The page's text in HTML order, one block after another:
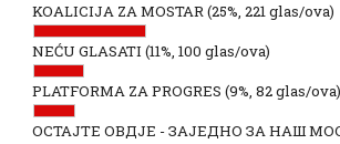
KOALICIJA ZA MOSTAR(25%, 221 glas/ova)
NEĆU GLASATI (11%, 100 glas/ova)
PLATFORMA ZA PROGRES (9%, 82 glas/ova)
ОСТАЈТЕ ОВДЈЕ - ЗАЈЕДНО ЗА НАШ